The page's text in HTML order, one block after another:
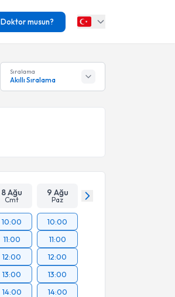
Doktor musun?
Sıralama
Akıllı Sıralama
8 Ağu
Cmt
9 Ağu
Paz
10:00
11:00
12:00
13:00
14:00
10:00
11:00
12:00
13:00
14:00